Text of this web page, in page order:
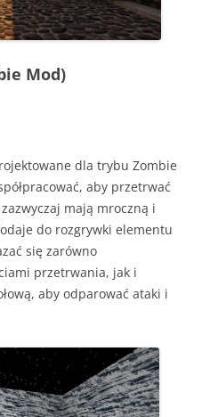
Mod)
dla trybu Zombie
aby przetrwać
mają mroczną i
do rozgrywki elementu
się zarówno
przetrwania, jak i
aby odparować ataki i